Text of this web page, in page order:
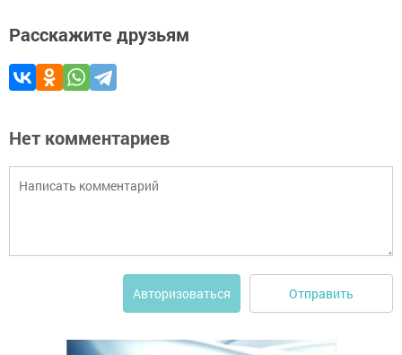
Расскажите друзьям
Нет комментариев
Авторизоваться Отправить